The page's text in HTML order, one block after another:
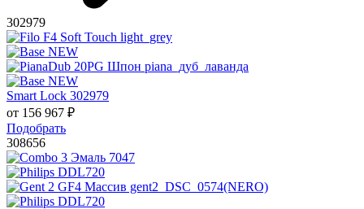
302979
Smart Lock 302979
от 156 967 ₽
Подобрать
308656